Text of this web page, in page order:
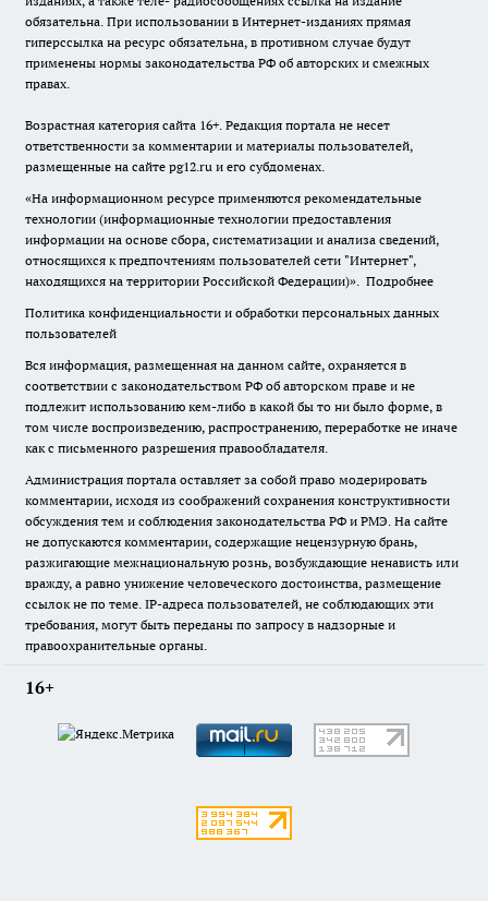
обязательна. При использовании в Интернет-изданиях прямая
гиперссылка на ресурс обязательна, в противном случае будут
применены нормы законодательства РФ об авторских и смежных
правах.
Возрастная категория сайта 16+. Редакция портала не несет
ответственности за комментарии и материалы пользователей,
размещенные на сайте pg12.ru и его субдоменах.
«На информационном ресурсе применяются рекомендательные
технологии (информационные технологии предоставления
информации на основе сбора, систематизации и анализа сведений,
относящихся к предпочтениям пользователей сети "Интернет",
находящихся на территории Российской Федерации)». Подробнее
Политика конфиденциальности и обработки персональных данных
пользователей
Вся информация, размещенная на данном сайте, охраняется в
соответствии с законодательством РФ об авторском праве и не
подлежит использованию кем-либо в какой бы то ни было форме, в
том числе воспроизведению, распространению, переработке не иначе
как с письменного разрешения правообладателя.
Администрация портала оставляет за собой право модерировать
комментарии, исходя из соображений сохранения конструктивности
обсуждения тем и соблюдения законодательства РФ и РМЭ. На сайте
не допускаются комментарии, содержащие нецензурную брань,
разжигающие межнациональную рознь, возбуждающие ненависть или
вражду, а равно унижение человеческого достоинства, размещение
ссылок не по теме. IP-адреса пользователей, не соблюдающих эти
требования, могут быть переданы по запросу в надзорные и
правоохранительные органы.
16+